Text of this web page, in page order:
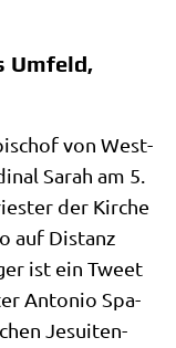
Umfeld,
von West­
Sarah am 5.
der Kir­che
auf Distanz
ist ein Tweet
Anto­nio Spa­
Jesui­ten­